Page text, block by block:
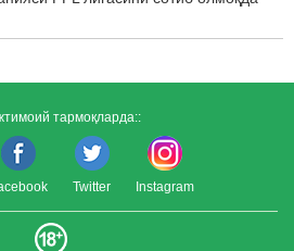
тармоқларда::
Twitter Instagram